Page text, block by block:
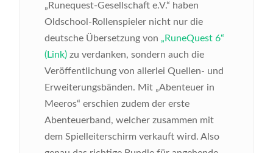
„Runequest-Gesellschaft e.V.“ haben
Oldschool-Rollenspieler nicht nur die
deutsche Übersetzung von „RuneQuest 6“
(Link) zu verdanken, sondern auch die
Veröffentlichung von allerlei Quellen- und
Erweiterungsbänden. Mit „Abenteuer in
Meeros“ erschien zudem der erste
Abenteuerband, welcher zusammen mit
dem Spielleiterschirm verkauft wird. Also